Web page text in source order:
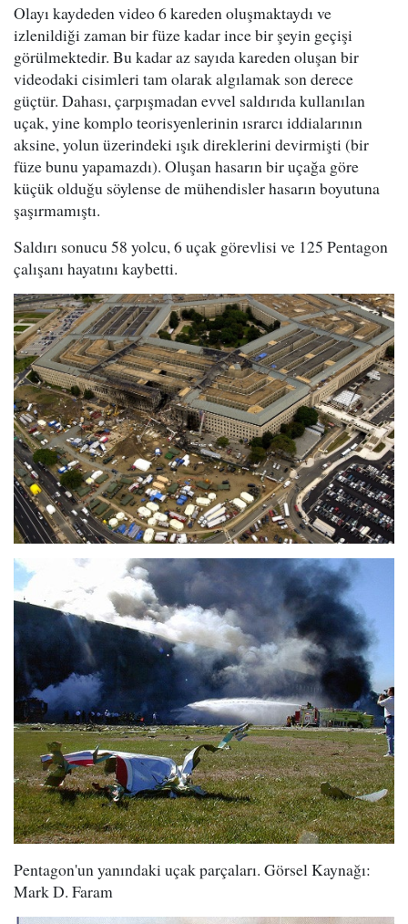
Olayı kaydeden video 6 kareden oluşmaktaydı ve
izlenildiği zaman bir füze kadar ince bir şeyin geçişi
görülmektedir. Bu kadar az sayıda kareden oluşan bir
videodaki cisimleri tam olarak algılamak son derece
güçtür. Dahası, çarpışmadan evvel saldırıda kullanılan
uçak, yine komplo teorisyenlerinin ısrarcı iddialarının
aksine, yolun üzerindeki ışık direklerini devirmişti (bir
füze bunu yapamazdı). Oluşan hasarın bir uçağa göre
küçük olduğu söylense de mühendisler hasarın boyutuna
şaşırmamıştı.
Saldırı sonucu 58 yolcu, 6 uçak görevlisi ve 125 Pentagon
çalışanı hayatını kaybetti.
Pentagon'un yanındaki uçak parçaları. Görsel Kaynağı:
Mark D. Faram